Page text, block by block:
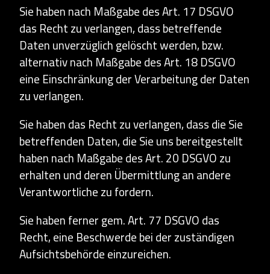
Sie haben nach Maßgabe des Art. 17 DSGVO
das Recht zu verlangen, dass betreffende
Daten unverzüglich gelöscht werden, bzw.
alternativ nach Maßgabe des Art. 18 DSGVO
eine Einschränkung der Verarbeitung der Daten
zu verlangen.
Sie haben das Recht zu verlangen, dass die Sie
betreffenden Daten, die Sie uns bereitgestellt
haben nach Maßgabe des Art. 20 DSGVO zu
erhalten und deren Übermittlung an andere
Verantwortliche zu fordern.
Sie haben ferner gem. Art. 77 DSGVO das
Recht, eine Beschwerde bei der zuständigen
Aufsichtsbehörde einzureichen.